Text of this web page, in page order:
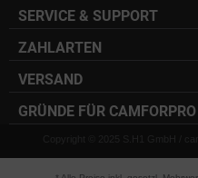
SERVICE & SUPPORT
ZAHLARTEN
VERSAND
GRÜNDE FÜR CAMFORPRO
Copyright © 2025 S.H1 GmbH /